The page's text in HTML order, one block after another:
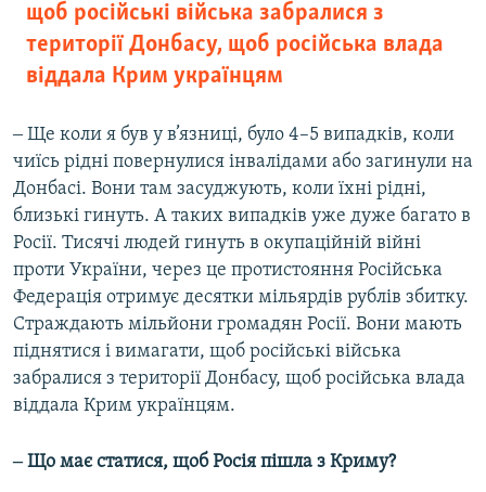
щоб російські війська забралися з
території Донбасу, щоб російська влада
віддала Крим українцям
‒ Ще коли я був у в’язниці, було 4–5 випадків, коли
чиїсь рідні повернулися інвалідами або загинули на
Донбасі. Вони там засуджують, коли їхні рідні,
близькі гинуть. А таких випадків уже дуже багато в
Росії. Тисячі людей гинуть в окупаційній війні
проти України, через це протистояння Російська
Федерація отримує десятки мільярдів рублів збитку.
Страждають мільйони громадян Росії. Вони мають
піднятися і вимагати, щоб російські війська
забралися з території Донбасу, щоб російська влада
віддала Крим українцям.
‒ Що має статися, щоб Росія пішла з Криму?